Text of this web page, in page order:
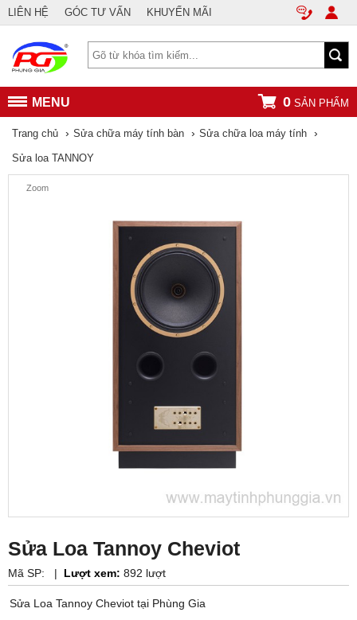
LIÊN HỆ GÓC TƯ VẤN KHUYẾN MÃI
MENU 0 SẢN PHẨM
Trang chủ › Sửa chữa máy tính bàn › Sửa chữa loa máy tính ›
Sửa loa TANNOY
Zoom
Sửa Loa Tannoy Cheviot
Mã SP: | Lượt xem: 892 lượt
Sửa Loa Tannoy Cheviot tại Phùng Gia